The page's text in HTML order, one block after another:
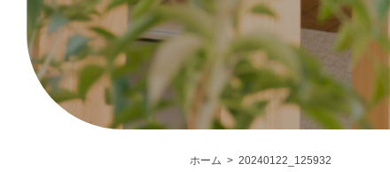
ホーム 20240122_125932